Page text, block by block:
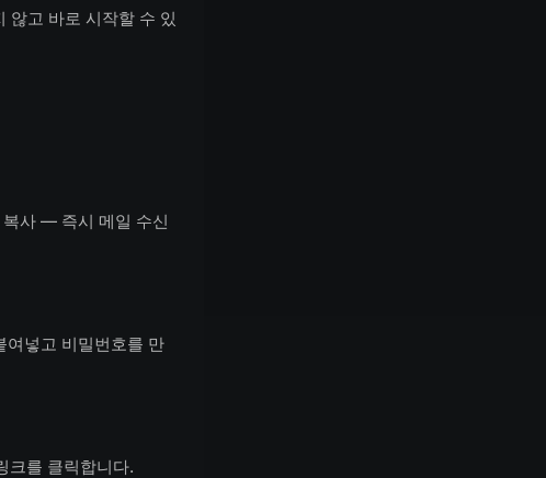
않고 바로 시작할 수 있
복사 — 즉시 메일 수신
여넣고 비밀번호를 만
크를 클릭합니다.